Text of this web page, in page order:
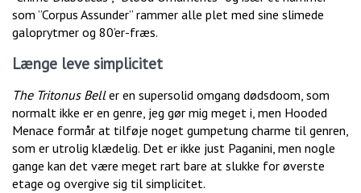
som ”Corpus Assunder” rammer alle plet med sine slimede
galoprytmer og 80’er-fræs.
Længe leve simplicitet
The Tritonus Beller en supersolid omgang dødsdoom, som
normalt ikke er en genre, jeg gør mig meget i, men Hooded
Menace formår at tilføje noget gumpetung charme til genren,
som er utrolig klædelig. Det er ikke just Paganini, men nogle
gange kan det være meget rart bare at slukke for øverste
etage og overgive sig til simplicitet.